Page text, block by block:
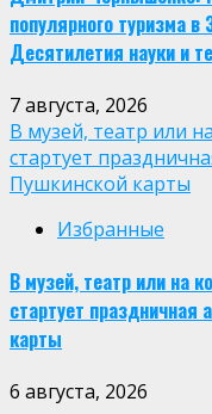
популярного туризма в
Десятилетия науки и
7 августа, 2026
В музей, театр или
стартует
Пушкинской карты
Избранные
В музей, театр или на
стартует
карты
6 августа, 2026